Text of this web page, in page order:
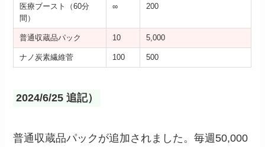
医療ブースト（60分
間）
∞ 200
普通収蔵品パック 10 5,000
ナノ炭素繊維菅 100 500
2024/6/25 追記）
普通収蔵品パックが追加されました。毎週50,000